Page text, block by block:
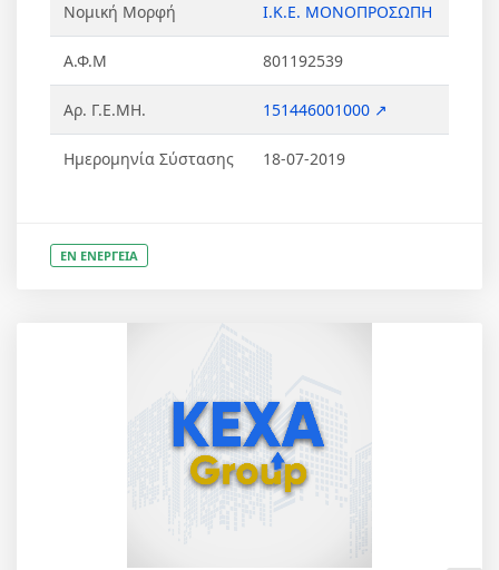
Νομική Μορφή Ι.Κ.Ε. ΜΟΝΟΠΡΟΣΩΠΗ
Α.Φ.Μ 801192539
Αρ. Γ.Ε.ΜΗ. 151446001000 ↗
Ημερομηνία Σύστασης 18-07-2019
ΕΝ ΕΝΕΡΓΕΙΑ